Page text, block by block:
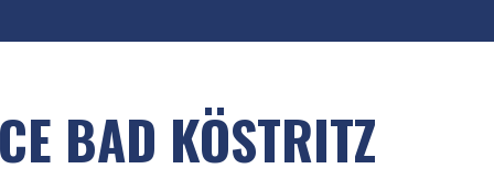
BAD KÖSTRITZ